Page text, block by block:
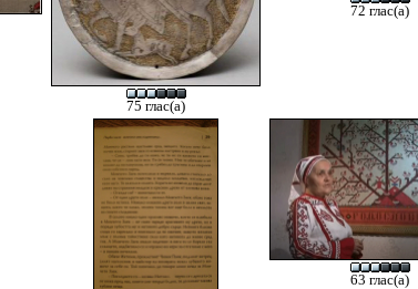
75 глас(а)
72 глас(а)
63 глас(а)